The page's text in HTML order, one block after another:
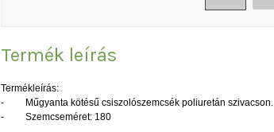
Termék leírás
Termékleírás:
- Műgyanta kötésű csiszolószemcsék poliuretán szivacson.
- Szemcseméret: 180